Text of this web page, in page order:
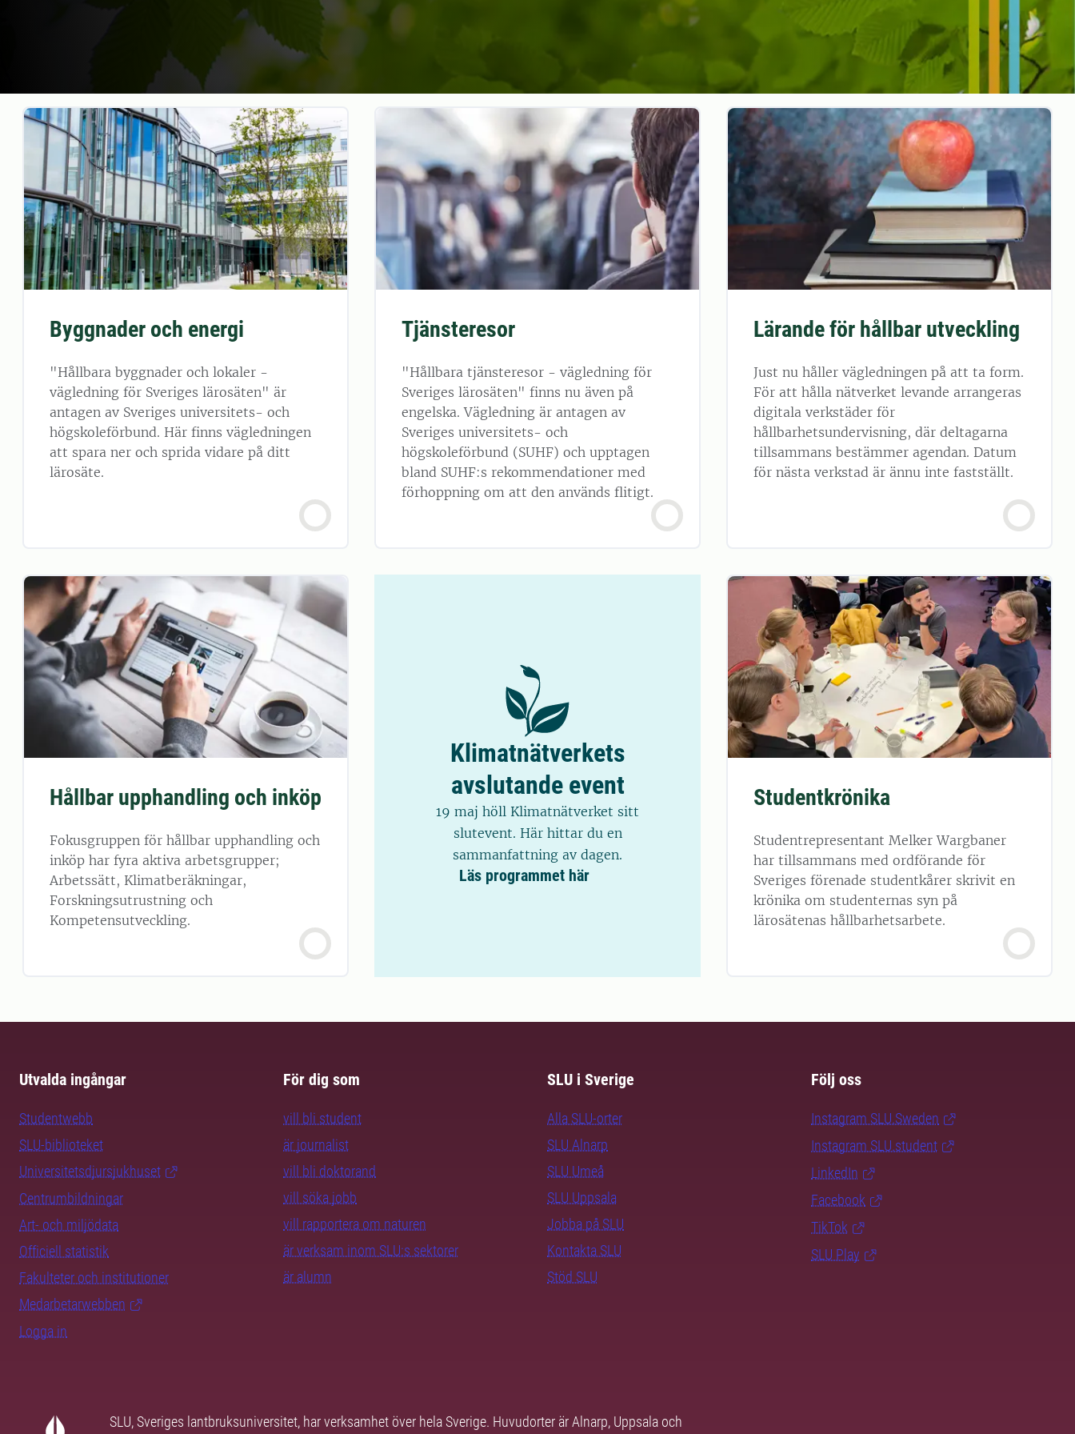
Byggnader och energi
"Hållbara byggnader och lokaler -
vägledning för Sveriges lärosäten" är
antagen av Sveriges universitets- och
högskoleförbund. Här finns vägledningen
att spara ner och sprida vidare på ditt
lärosäte.
Tjänsteresor
"Hållbara tjänsteresor - vägledning för
Sveriges lärosäten" finns nu även på
engelska. Vägledning är antagen av
Sveriges universitets- och
högskoleförbund (SUHF) och upptagen
bland SUHF:s rekommendationer med
förhoppning om att den används flitigt.
Lärande för hållbar utveckling
Just nu håller vägledningen på att ta form.
För att hålla nätverket levande arrangeras
digitala verkstäder för
hållbarhetsundervisning, där deltagarna
tillsammans bestämmer agendan. Datum
för nästa verkstad är ännu inte fastställt.
Hållbar upphandling och inköp
Fokusgruppen för hållbar upphandling och
inköp har fyra aktiva arbetsgrupper;
Arbetssätt, Klimatberäkningar,
Forskningsutrustning och
Kompetensutveckling.
Klimatnätverkets
avslutande event
19 maj höll Klimatnätverket sitt
slutevent. Här hittar du en
sammanfattning av dagen.
Läs programmet här
Studentkrönika
Studentrepresentant Melker Wargbaner
har tillsammans med ordförande för
Sveriges förenade studentkårer skrivit en
krönika om studenternas syn på
lärosätenas hållbarhetsarbete.
Utvalda ingångar
Studentwebb
SLU-biblioteket
Universitetsdjursjukhuset
Centrumbildningar
Art- och miljödata
Officiell statistik
Fakulteter och institutioner
Medarbetarwebben
Logga in
För dig som
vill bli student
är journalist
vill bli doktorand
vill söka jobb
vill rapportera om naturen
är verksam inom SLU:s sektorer
är alumn
SLU i Sverige
Alla SLU-orter
SLU Alnarp
SLU Umeå
SLU Uppsala
Jobba på SLU
Kontakta SLU
Stöd SLU
Följ oss
Instagram SLU.Sweden
Instagram SLU.student
LinkedIn
Facebook
TikTok
SLU Play
SLU, Sveriges lantbruksuniversitet, har verksamhet över hela Sverige. Huvudorter är Alnarp, Uppsala och